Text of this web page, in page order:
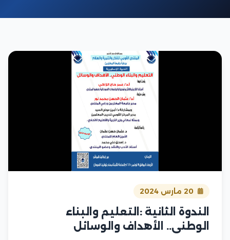
20 مارس 2024
الندوة الثانية :التعليم والبناء
الوطني.. الأهداف والوسائل